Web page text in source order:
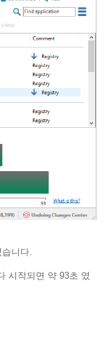
니다.
시작되면 약 93초 였